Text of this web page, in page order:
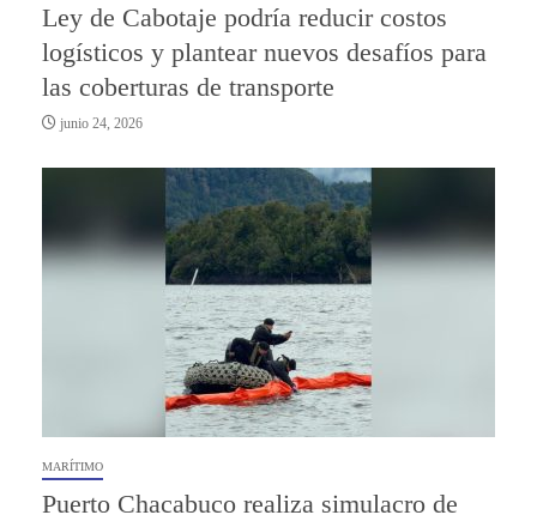
Ley de Cabotaje podría reducir costos
logísticos y plantear nuevos desafíos para
las coberturas de transporte
junio 24, 2026
MARÍTIMO
Puerto Chacabuco realiza simulacro de